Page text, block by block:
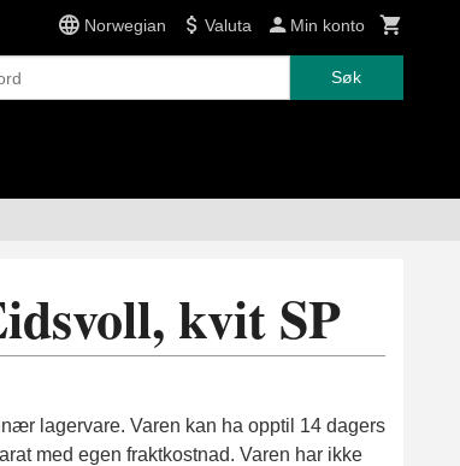
Norwegian Valuta Min konto
Søk
kvit SP
lagervare. Varen kan ha opptil 14 dagers
med egen fraktkostnad. Varen har ikke